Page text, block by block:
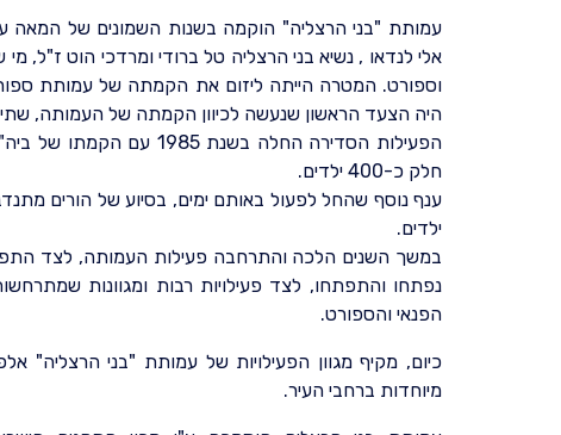
עמותת "בני הרצליה" הוקמה בשנות השמונים של המאה
אלי לנדאו , נשיא בני הרצליה טל ברודי ומרדכי הוט ז"ל,
וספורט. המטרה הייתה ליזום את הקמתה של עמותת
היה הצעד הראשון שנעשה לכיוון הקמתה של העמותה,
הפעילות הסדירה החלה
חלק כ-400 ילדים.
ילדים.
במשך השנים הלכה והתרחבה פעילות העמותה, לצד
נפתחו והתפתחו, לצד פעילויות רבות ומגוונות
הפנאי והספורט.
כיום, מקיף מגוון הפעילויות של עמותת "בני הרצליה"
מיוחדות ברחבי העיר.